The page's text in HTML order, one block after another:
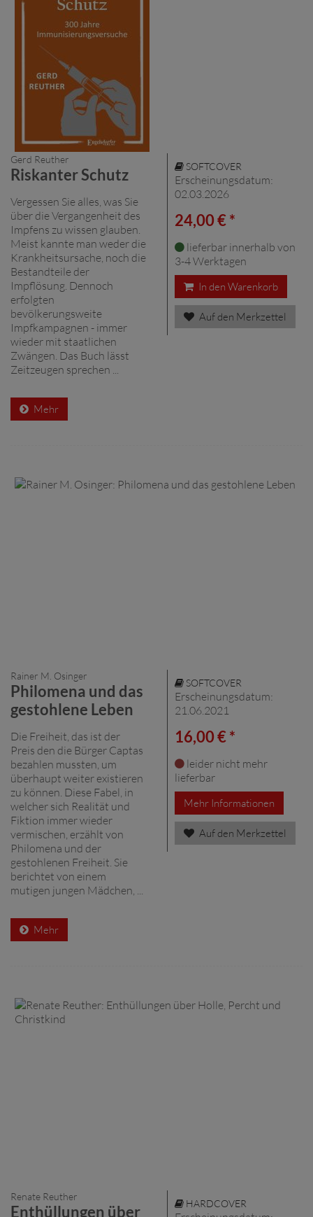
Gerd Reuther
Riskanter Schutz
Vergessen Sie alles, was Sie
über die Vergangenheit des
Impfens zu wissen glauben.
Meist kannte man weder die
Krankheitsursache, noch die
Bestandteile der
Impflösung. Dennoch
erfolgten
bevölkerungsweite
Impfkampagnen - immer
wieder mit staatlichen
Zwängen. Das Buch lässt
Zeitzeugen sprechen ...
Mehr
SOFTCOVER
Erscheinungsdatum:
02.03.2026
24,00 € *
lieferbar innerhalb von
3-4 Werktagen
In den Warenkorb
Auf den Merkzettel
Rainer M. Osinger
Philomena und das
gestohlene Leben
Die Freiheit, das ist der
Preis den die Bürger Captas
bezahlen mussten, um
überhaupt weiter existieren
zu können. Diese Fabel, in
welcher sich Realität und
Fiktion immer wieder
vermischen, erzählt von
Philomena und der
gestohlenen Freiheit. Sie
berichtet von einem
mutigen jungen Mädchen, ...
Mehr
SOFTCOVER
Erscheinungsdatum:
21.06.2021
16,00 € *
leider nicht mehr
lieferbar
Mehr Informationen
Auf den Merkzettel
Renate Reuther
Enthüllungen über HARDCOVER